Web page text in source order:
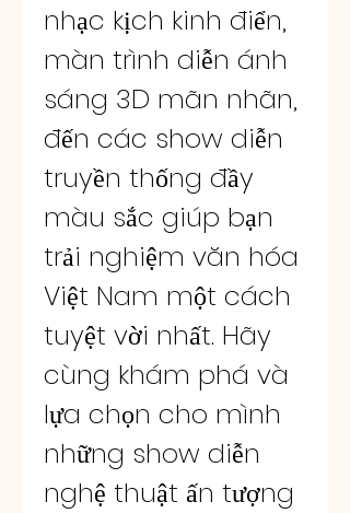
nhạc kịch kinh điển,
màn trình diễn ánh
sáng 3D mãn nhãn,
đến các show diễn
truyền thống đầy
màu sắc giúp bạn
trải nghiệm văn hóa
Việt Nam một cách
tuyệt vời nhất. Hãy
cùng khám phá và
lựa chọn cho mình
những show diễn
nghệ thuật ấn tượng